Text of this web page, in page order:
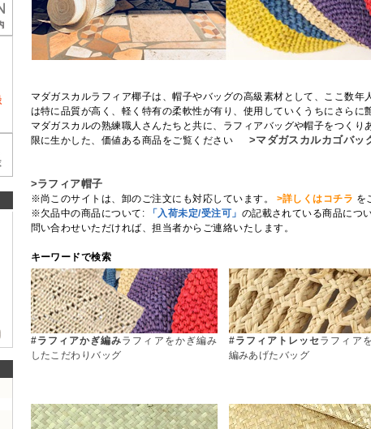
マダガスカルラフィア椰子は、帽子やバッグの高級素材として、ここ数
は特に品質が高く、軽く特有の柔軟性が有り、使用していくうちにさらに
マダガスカルの熟練職人さんたちと共に、ラフィアバッグや帽子をつく
限に生かした、価値ある商品をご覧ください >マダガスカルカゴバッ
>ラフィア帽子
※尚このサイトは、卸のご注文にも対応しています。 >詳しくはコチラ を
※欠品中の商品について:
「入荷未定/受注可」 の記載されている商品につ
問い合わせいただければ、担当者からご連絡いたします。
キーワードで検索
#ラフィアかぎ編みラフィアをかぎ編み
したこだわりバッグ
#ラフィアトレッセラフィア
編みあげたバッグ